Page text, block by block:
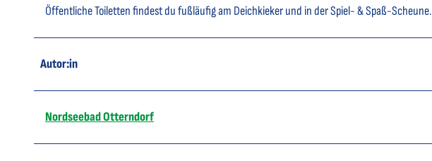
Öffentliche Toiletten findest du fußläufig am Deichkieker und in der Spiel- & Spaß-Scheune.
Autor:in
Nordseebad Otterndorf